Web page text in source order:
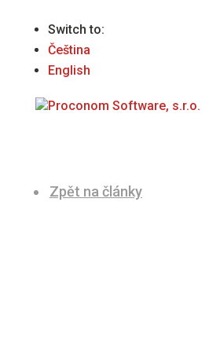
Switch to:
Čeština
English
Zpět na články